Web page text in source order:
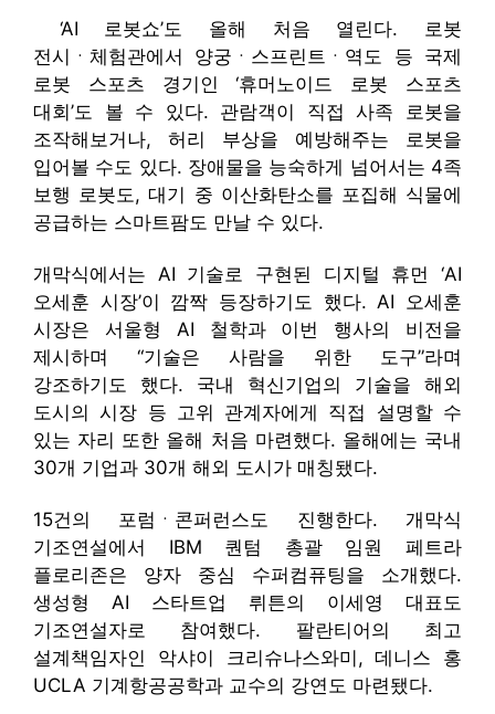
‘AI 로봇쇼’도 올해 처음 열린다. 로봇
전시ㆍ체험관에서 양궁ㆍ스프린트ㆍ역도 등 국제
로봇 스포츠 경기인 ‘휴머노이드 로봇 스포츠
대회’도 볼 수 있다. 관람객이 직접 사족 로봇을
조작해보거나, 허리 부상을 예방해주는 로봇을
입어볼 수도 있다. 장애물을 능숙하게 넘어서는 4족
보행 로봇도, 대기 중 이산화탄소를 포집해 식물에
공급하는 스마트팜도 만날 수 있다.
개막식에서는 AI 기술로 구현된 디지털 휴먼 ‘AI
오세훈 시장’이 깜짝 등장하기도 했다. AI 오세훈
시장은 서울형 AI 철학과 이번 행사의 비전을
제시하며 “기술은 사람을 위한 도구”라며
강조하기도 했다. 국내 혁신기업의 기술을 해외
도시의 시장 등 고위 관계자에게 직접 설명할 수
있는 자리 또한 올해 처음 마련했다. 올해에는 국내
30개 기업과 30개 해외 도시가 매칭됐다.
15건의 포럼ㆍ콘퍼런스도 진행한다. 개막식
기조연설에서 IBM 퀀텀 총괄 임원 페트라
플로리존은 양자 중심 수퍼컴퓨팅을 소개했다.
생성형 AI 스타트업 뤼튼의 이세영 대표도
기조연설자로 참여했다. 팔란티어의 최고
설계책임자인 악샤이 크리슈나스와미, 데니스 홍
UCLA 기계항공공학과 교수의 강연도 마련됐다.